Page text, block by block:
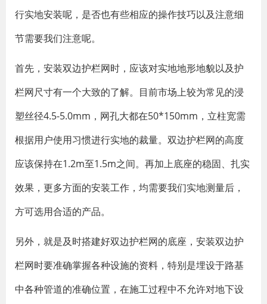
行实地安装呢，是否也有些相应的操作技巧以及注意细
节需要我们注意呢。
首先，安装双边护栏网时，应该对实地地形地貌以及护
栏网尺寸有一个大致的了解。目前市场上较为常见的浸
塑丝径4.5-5.0mm，网孔大都在50*150mm，立柱宽需
根据用户使用习惯进行实地的裁量。双边护栏网的高度
应该保持在1.2m至1.5m之间。再加上底座的稳固、扎实
效果，更多方面的安装工作，均需要我们实地测量后，
方可选用合适的产品。
另外，就是及时搭建好双边护栏网的底座，安装双边护
栏网时要准确掌握各种设施的资料，特别是埋设于路基
中各种管道的准确位置，在施工过程中不允许对地下设